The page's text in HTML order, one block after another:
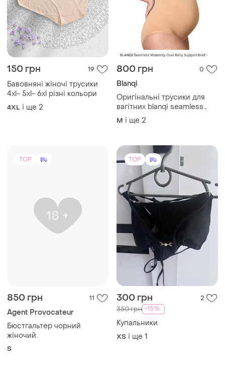
150 грн 19
Бавовняні жіночі трусики
4xl- 5xl- 6xl різні кольори
4XL і ще 2
800 грн 0
Blanqi
Оригінальні трусики для
вагітних blanqi seamless
over belly support brief
M і ще 2
TOP
850 грн 11
Agent Provocateur
Бюстгальтер чорний
жіночий.
S
TOP
300 грн 2
350 грн -15%
Купальники
ХS і ще 1